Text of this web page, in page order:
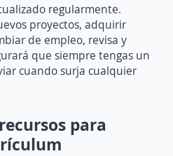
regularmente.
proyectos, adquirir
de empleo, revisa y
que siempre tengas un
cuando surja cualquier
para